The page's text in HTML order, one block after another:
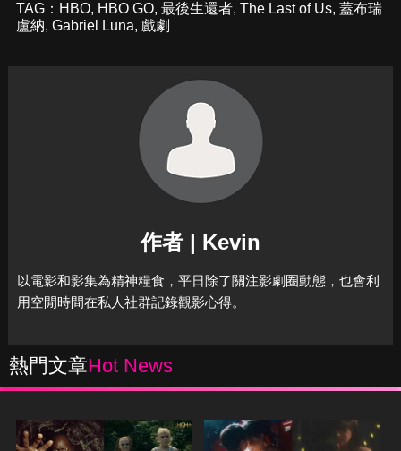
TAG： HBO, HBO GO, 最後生還者, The Last of Us, 蓋布瑞
盧納, Gabriel Luna, 戲劇
作者 | Kevin
以電影和影集為精神糧食，平日除了關注影劇圈動態，也會利
用空閒時間在私人社群記錄觀影心得。
熱門文章Hot News